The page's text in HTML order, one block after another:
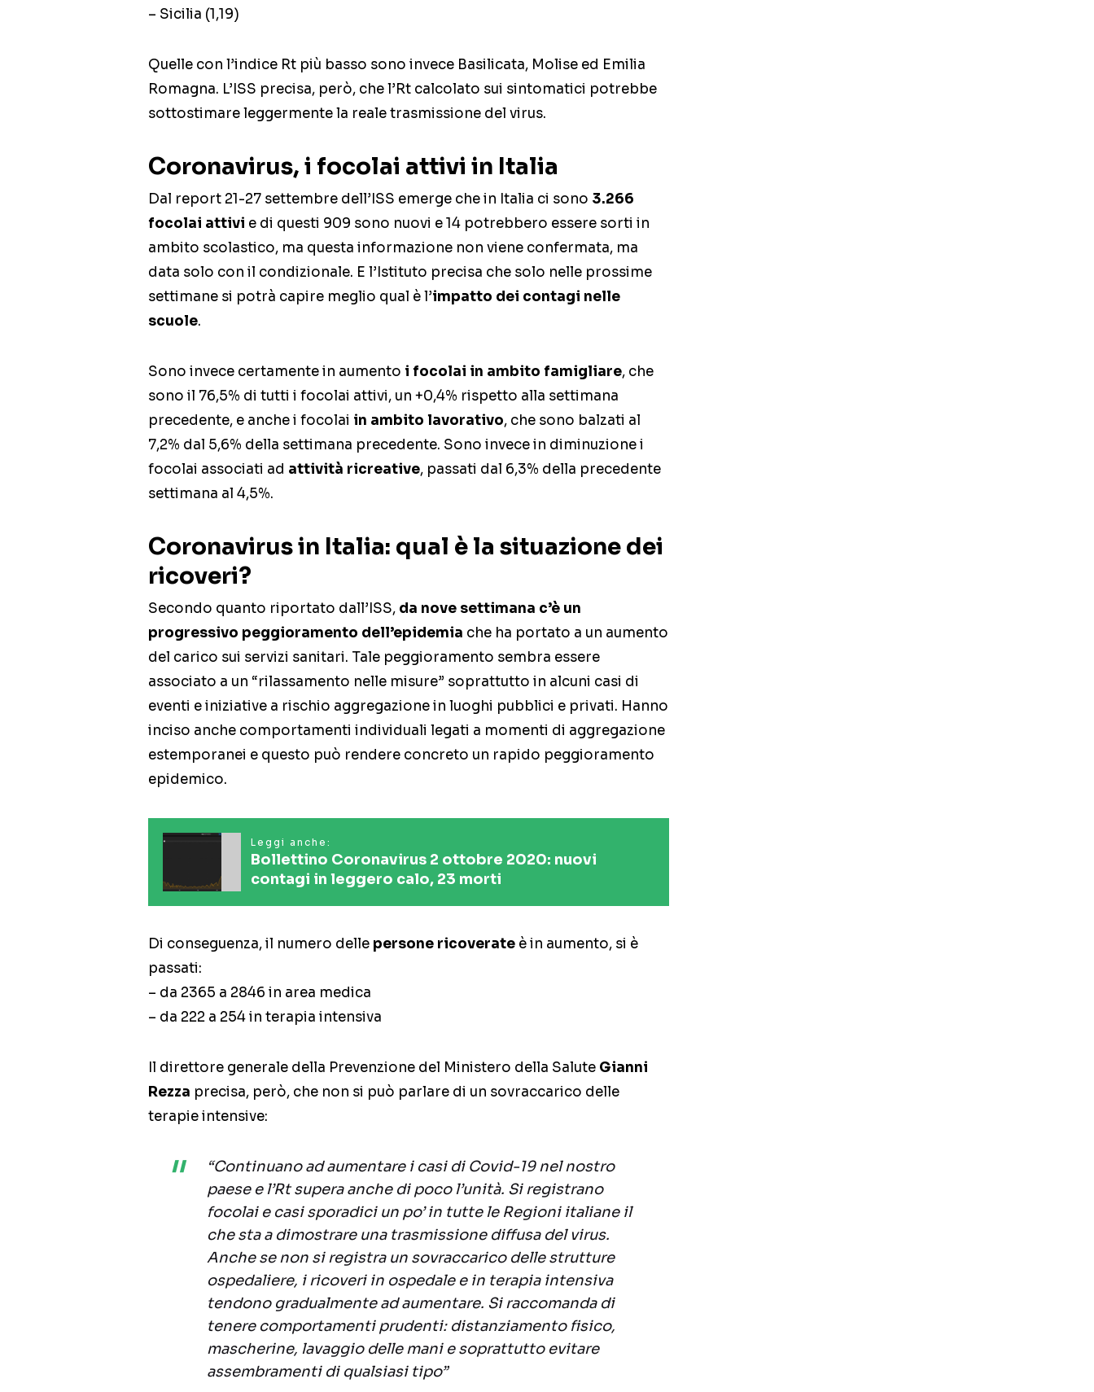
– Sicilia (1,19)
Quelle con l’indice Rt più basso sono invece Basilicata, Molise ed Emilia
Romagna. L’ISS precisa, però, che l’Rt calcolato sui sintomatici potrebbe
sottostimare leggermente la reale trasmissione del virus.
Coronavirus, i focolai attivi in Italia
Dal report 21-27 settembre dell’ISS emerge che in Italia ci sono 3.266
focolai attivi e di questi 909 sono nuovi e 14 potrebbero essere sorti in
ambito scolastico, ma questa informazione non viene confermata, ma
data solo con il condizionale. E l’Istituto precisa che solo nelle prossime
settimane si potrà capire meglio qual è l’impatto dei contagi nelle
scuole.
Sono invece certamente in aumento i focolai in ambito famigliare, che
sono il 76,5% di tutti i focolai attivi, un +0,4% rispetto alla settimana
precedente, e anche i focolai in ambito lavorativo, che sono balzati al
7,2% dal 5,6% della settimana precedente. Sono invece in diminuzione i
focolai associati ad attività ricreative, passati dal 6,3% della precedente
settimana al 4,5%.
Coronavirus in Italia: qual è la situazione dei
ricoveri?
Secondo quanto riportato dall’ISS, da nove settimana c’è un
progressivo peggioramento dell’epidemia che ha portato a un aumento
del carico sui servizi sanitari. Tale peggioramento sembra essere
associato a un “rilassamento nelle misure” soprattutto in alcuni casi di
eventi e iniziative a rischio aggregazione in luoghi pubblici e privati. Hanno
inciso anche comportamenti individuali legati a momenti di aggregazione
estemporanei e questo può rendere concreto un rapido peggioramento
epidemico.
Leggi anche:
Bollettino Coronavirus 2 ottobre 2020: nuovi
contagi in leggero calo, 23 morti
Di conseguenza, il numero delle persone ricoverate è in aumento, si è
passati:
– da 2365 a 2846 in area medica
– da 222 a 254 in terapia intensiva
Il direttore generale della Prevenzione del Ministero della Salute Gianni
Rezza precisa, però, che non si può parlare di un sovraccarico delle
terapie intensive:
“Continuano ad aumentare i casi di Covid-19 nel nostro
paese e l’Rt supera anche di poco l’unità. Si registrano
focolai e casi sporadici un po’ in tutte le Regioni italiane il
che sta a dimostrare una trasmissione diffusa del virus.
Anche se non si registra un sovraccarico delle strutture
ospedaliere, i ricoveri in ospedale e in terapia intensiva
tendono gradualmente ad aumentare. Si raccomanda di
tenere comportamenti prudenti: distanziamento fisico,
mascherine, lavaggio delle mani e soprattutto evitare
assembramenti di qualsiasi tipo”